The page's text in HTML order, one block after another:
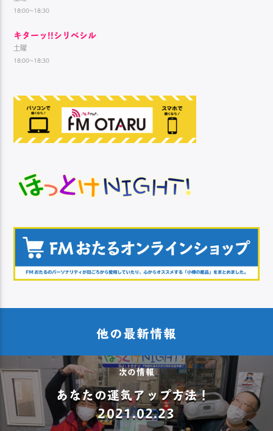
18:00~18:30
キターッ!!シリベシル
土曜
18:00~18:30
他の最新情報
次の情報
あなたの運気アップ方法！
2021.02.23